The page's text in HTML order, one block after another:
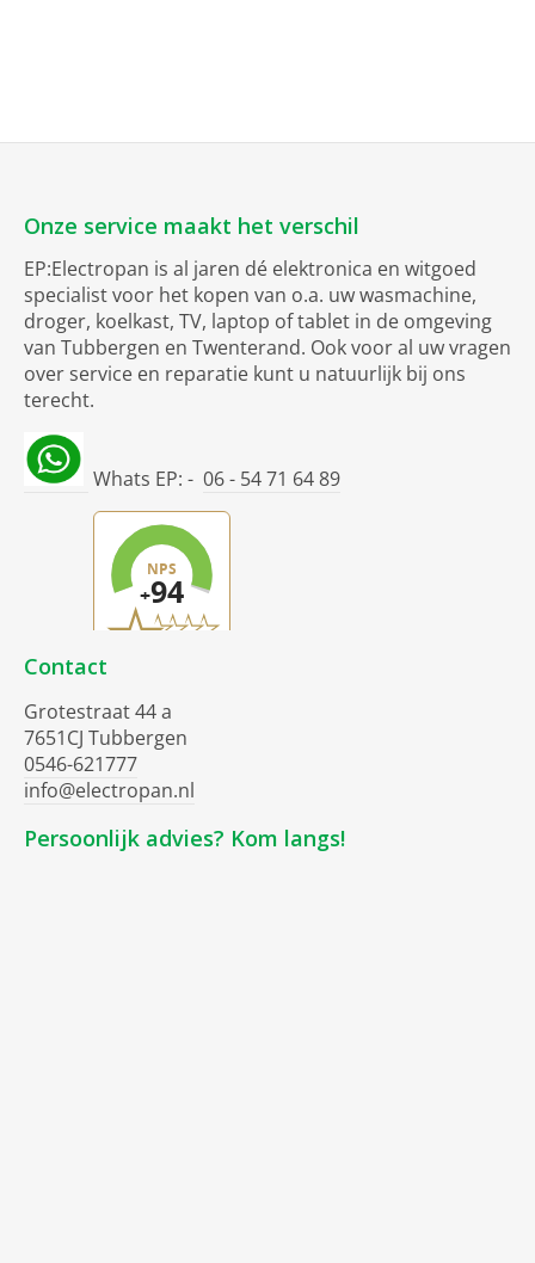
Onze service maakt het verschil
EP:Electropan is al jaren dé elektronica en witgoed
specialist voor het kopen van o.a. uw wasmachine,
droger, koelkast, TV, laptop of tablet in de omgeving
van Tubbergen en Twenterand. Ook voor al uw vragen
over service en reparatie kunt u natuurlijk bij ons
terecht.
Whats EP: - 06 - 54 71 64 89
Contact
Grotestraat 44 a
7651CJ Tubbergen
0546-621777
info@electropan.nl
Persoonlijk advies? Kom langs!